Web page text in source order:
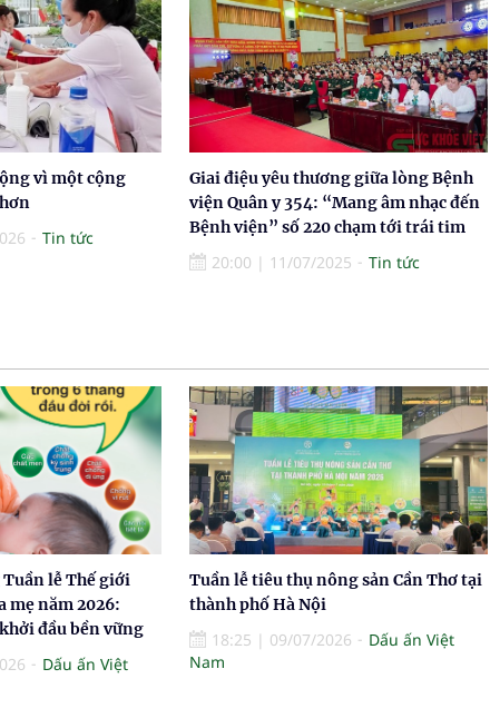
vì một cộng
Tin tức
Giai điệu yêu thương giữa lòng Bệnh
viện Quân y 354: “Mang âm nhạc đến
Bệnh viện” số 220 chạm tới trái tim
20:00 | 11/07/2025 Tin tức
lễ Thế giới
mẹ năm 2026:
đầu bền vững
Dấu ấn Việt
Tuần lễ tiêu thụ nông sản Cần Thơ tại
thành phố Hà Nội
18:25 | 09/07/2026
Dấu ấn Việt
Nam